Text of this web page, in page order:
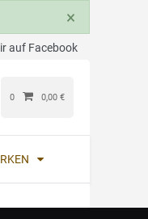
×
auf Facebook
0 0,00 €